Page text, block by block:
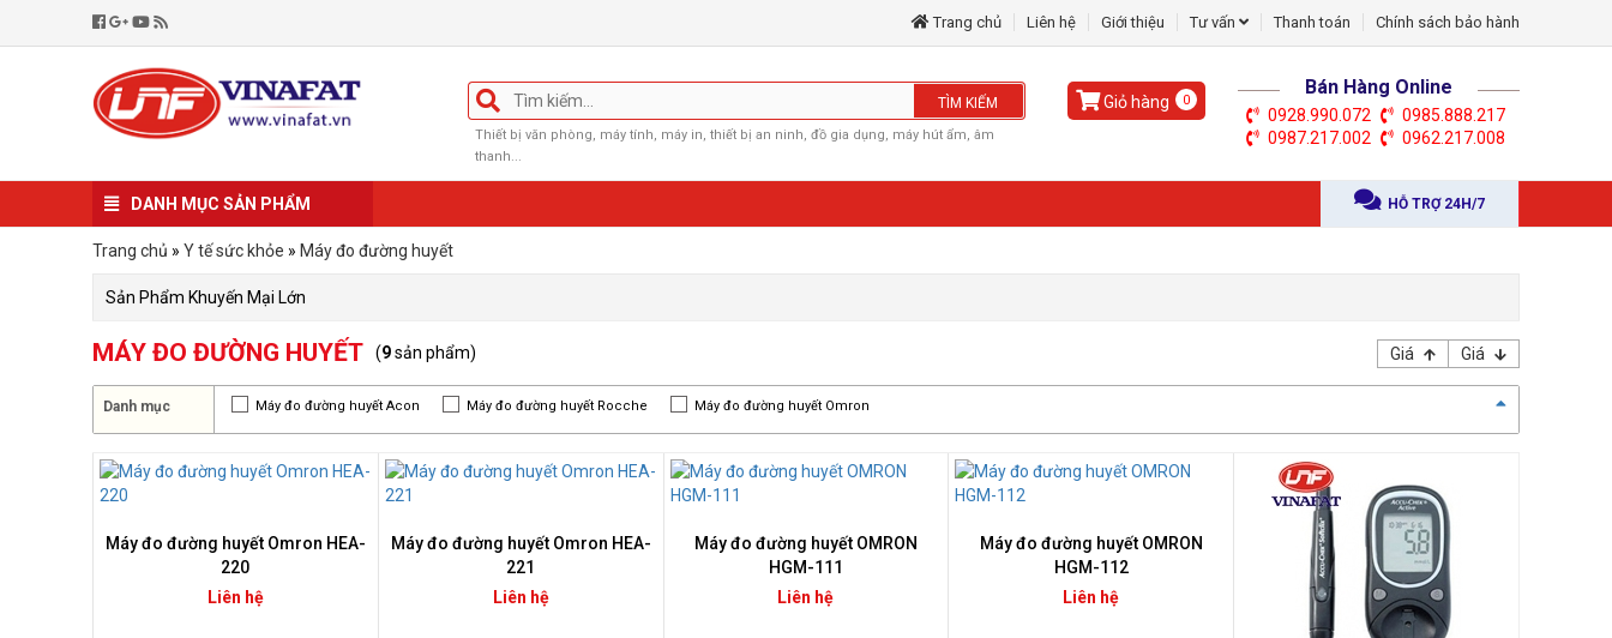
Trang chủ Liên hệ Giới thiệu Tư vấn Thanh toán Chính sách bảo hành
TÌM KIẾM
Thiết bị văn phòng, máy tính, máy in, thiết bị an ninh, đồ gia dụng, máy hút ẩm, âm
thanh...
Giỏ hàng 0
0928.990.072
0985.888.217
0987.217.002
0962.217.008
Bán Hàng Online
DANH MỤC SẢN PHẨM HỖ TRỢ 24H/7
Trang chủ » Y tế sức khỏe » Máy đo đường huyết
Sản Phẩm Khuyến Mại Lớn
MÁY ĐO ĐƯỜNG HUYẾT (9sản phẩm) Giá Giá
Danh mục Máy đo đường huyết Acon Máy đo đường huyết Rocche Máy đo đường huyết Omron
Máy đo đường huyết Omron HEA-
220
Liên hệ
Máy đo đường huyết Omron HEA-
221
Liên hệ
Máy đo đường huyết OMRON
HGM-111
Liên hệ
Máy đo đường huyết OMRON
HGM-112
Liên hệ